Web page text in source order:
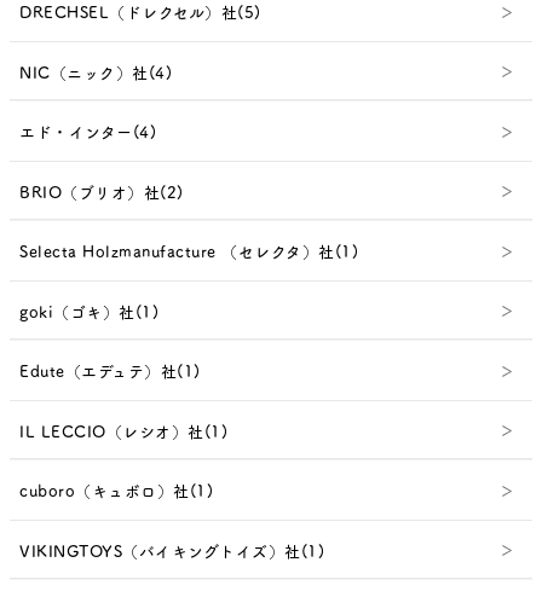
DRECHSEL（ドレクセル）社(5)
NIC（ニック）社(4)
エド・インター(4)
BRIO（ブリオ）社(2)
Selecta Holzmanufacture （セレクタ）社(1)
goki（ゴキ）社(1)
Edute（エデュテ）社(1)
IL LECCIO（レシオ）社(1)
cuboro（キュボロ）社(1)
VIKINGTOYS（バイキングトイズ）社(1)